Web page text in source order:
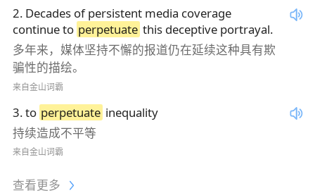
2. Decades of persistent media coverage
continue to perpetuate this deceptive portrayal.
多年来，媒体坚持不懈的报道仍在延续这种具有欺
骗性的描绘。
来自金山词霸
3.to perpetuate inequality
持续造成不平等
来自金山词霸
查看更多